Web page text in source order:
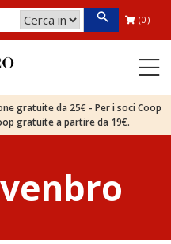
(0)
gratuite da 25€ - Per i soci Coop
gratuite a partire da 19€.